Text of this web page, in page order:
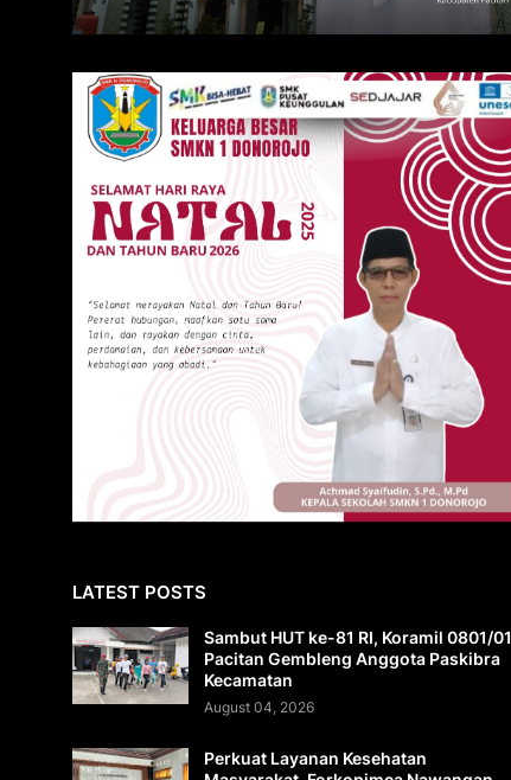
LATEST POSTS
Sambut HUT ke-81 RI, Koramil 0801/01
Pacitan Gembleng Anggota Paskibra
Kecamatan
August 04, 2026
Perkuat Layanan Kesehatan